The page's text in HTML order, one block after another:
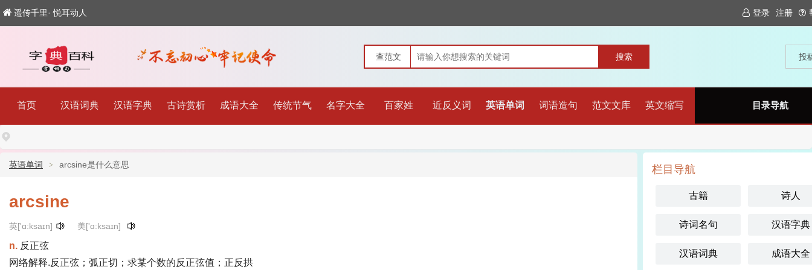
遥传千里· 悦耳动人 登录 注册
投
目录导航
首页 汉语词典 汉语字典 古诗赏析 成语大全 传统节气 名字大全 百家姓 近反义词 英语单词 词语造句 范文文库 英文缩写
英语单词 arcsine是什么意思
arcsine
英['ɑ:ksaɪn] 美['ɑ:ksaɪn]
n. 反正弦
网络解释.反正弦；弧正切；求某个数的反正弦值；正反拱
栏目导航
古籍 诗人
诗词名句 汉语字典
汉语词典 成语大全